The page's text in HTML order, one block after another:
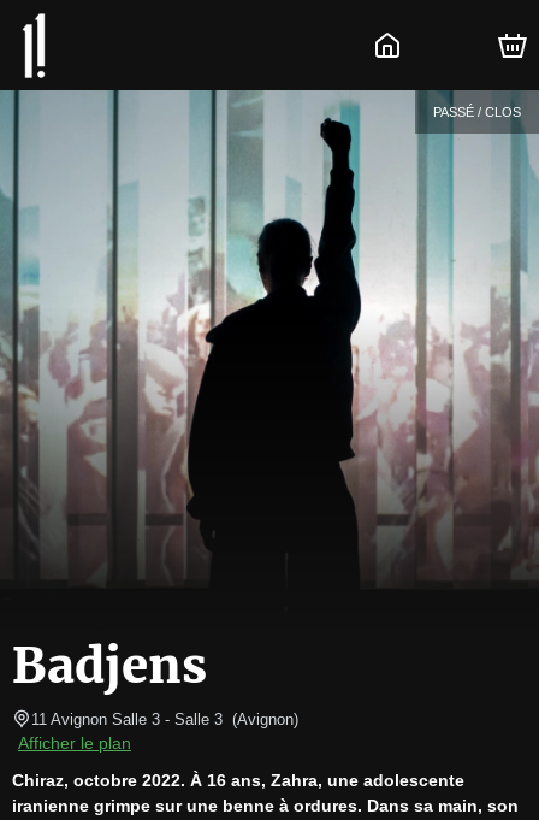
PASSÉ / CLOS
Badjens
11 Avignon Salle 3 - Salle 3 (Avignon)
Afficher le plan
Chiraz, octobre 2022. À 16 ans, Zahra, une adolescente
iranienne grimpe sur une benne à ordures. Dans sa main, son